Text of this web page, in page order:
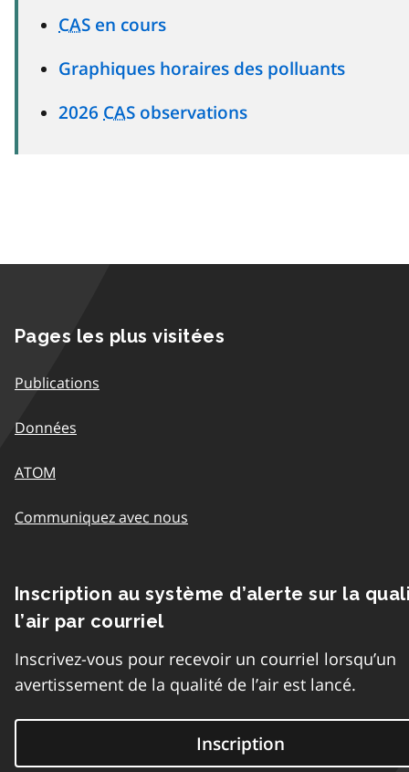
CAS en cours
Graphiques horaires des polluants
2026 CAS observations
Pages les plus visitées
Publications
Données
ATOM
Communiquez avec nous
Inscription au système d’alerte sur la
l’air par courriel
Inscrivez-vous pour recevoir un courriel lorsqu’un
avertissement de la qualité de l’air est lancé.
Inscription